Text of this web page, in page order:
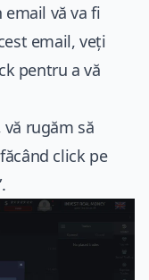
vă va fi
email, veți
pentru a vă
rugăm să
click pe